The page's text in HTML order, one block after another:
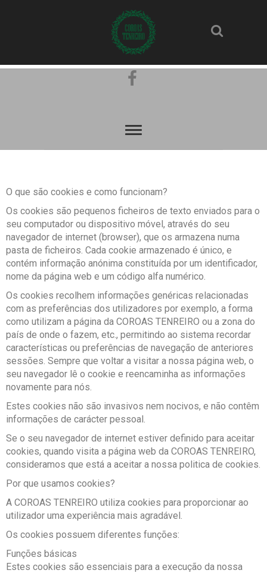
O que são cookies e como funcionam?
Os cookies são pequenos ficheiros de texto enviados para o
seu computador ou dispositivo móvel, através do seu
navegador de internet (browser), que os armazena numa
pasta de ficheiros. Cada cookie armazenado é único, e
contém informação anónima constituída por um identificador,
nome da página web e um código alfa numérico.
Os cookies recolhem informações genéricas relacionadas
com as preferências dos utilizadores por exemplo, a forma
como utilizam a página da COROAS TENREIRO ou a zona do
país de onde o fazem, etc., permitindo ao sistema recordar
características ou preferências de navegação de anteriores
sessões. Sempre que voltar a visitar a nossa página web, o
seu navegador lê o cookie e reencaminha as informações
novamente para nós.
Estes cookies não são invasivos nem nocivos, e não contêm
informações de carácter pessoal.
Se o seu navegador de internet estiver definido para aceitar
cookies, quando visita a página web da COROAS TENREIRO,
consideramos que está a aceitar a nossa politica de cookies.
Por que usamos cookies?
A COROAS TENREIRO utiliza cookies para proporcionar ao
utilizador uma experiência mais agradável.
Os cookies possuem diferentes funções:
Funções básicas
Estes cookies são essenciais para a execução da nossa